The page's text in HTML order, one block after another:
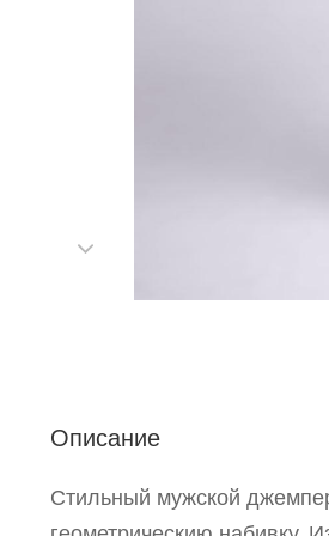
Описание
Стильный мужской